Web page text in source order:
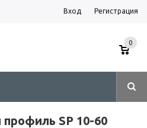
Вход Регистрация
0
SP 10-60